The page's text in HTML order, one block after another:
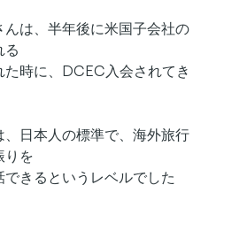
んは、半年後に米国子会社の
る
た時に、DCEC入会されてき
、日本人の標準で、海外旅行
りを
きるというレベルでした